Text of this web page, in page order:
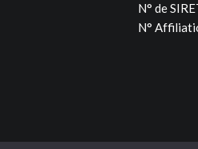
N° de
N°